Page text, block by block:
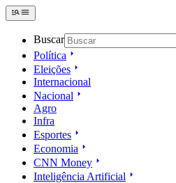
Buscar
Política
Eleições
Internacional
Nacional
Agro
Infra
Esportes
Economia
CNN Money
Inteligência Artificial